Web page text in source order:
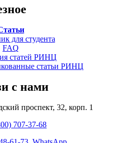
для студента
FAQ
статей РИНЦ
статьи РИНЦ
с нами
проспект, 32, корп. 1
707-37-68